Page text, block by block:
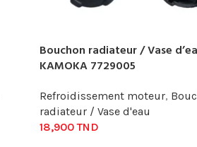
Bouchon radiateur / Vase
KAMOKA 7729005
Refroidissement moteur,
radiateur / Vase d'eau
18,900TND